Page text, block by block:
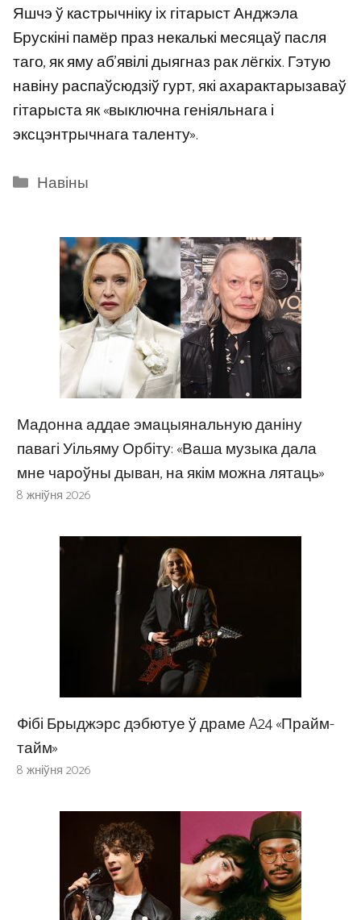
Яшчэ ў кастрычніку іх гітарыст Анджэла
Брускіні памёр праз некалькі месяцаў пасля
таго, як яму аб’явілі дыягназ рак лёгкіх. Гэтую
навіну распаўсюдзіў гурт, які ахарактарызаваў
гітарыста як «выключна геніяльнага і
эксцэнтрычнага таленту».
Categories
Навіны
Мадонна аддае эмацыянальную даніну
павагі Уільяму Орбіту: «Ваша музыка дала
мне чароўны дыван, на якім можна лятаць»
8 жніўня 2026
Фібі Брыджэрс дэбютуе ў драме A24 «Прайм-
тайм»
8 жніўня 2026